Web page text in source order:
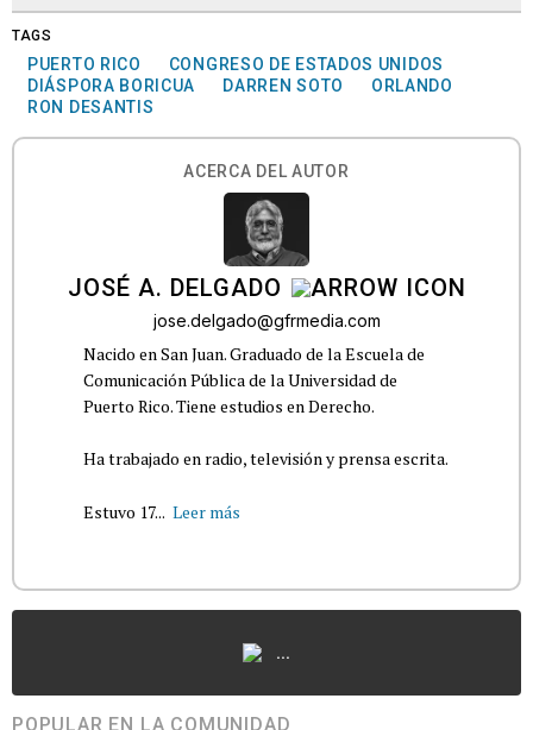
TAGS
PUERTO RICO
CONGRESO DE ESTADOS UNIDOS
DIÁSPORA BORICUA
DARREN SOTO
ORLANDO
RON DESANTIS
ACERCA DEL AUTOR
JOSÉ A. DELGADO
jose.delgado@gfrmedia.com
Nacido en San Juan. Graduado de la Escuela de
Comunicación Pública de la Universidad de
Puerto Rico. Tiene estudios en Derecho.
Ha trabajado en radio, televisión y prensa escrita.
Estuvo 17... Leer más
...
POPULAR EN LA COMUNIDAD